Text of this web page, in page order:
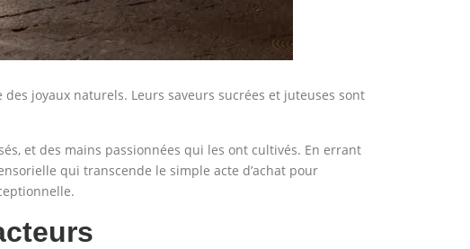
joyaux naturels. Leurs saveurs sucrées et juteuses sont
et des mains passionnées qui les ont cultivés. En errant
qui transcende le simple acte d’achat pour